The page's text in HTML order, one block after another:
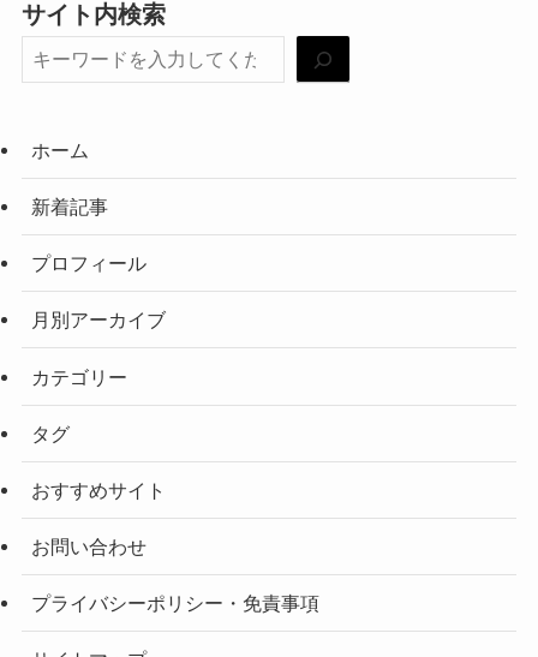
サイト内検索
ホーム
新着記事
プロフィール
月別アーカイブ
カテゴリー
タグ
おすすめサイト
お問い合わせ
プライバシーポリシー・免責事項